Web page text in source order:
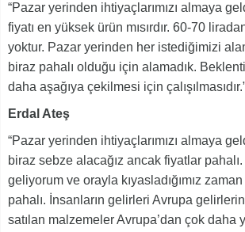
“Pazar yerinden ihtiyaçlarımızı almaya
fiyatı en yüksek ürün mısırdır. 60-70
yoktur. Pazar yerinden her istediğimizi
biraz pahalı olduğu için alamadık.
daha aşağıya çekilmesi için
Erdal Ateş
“Pazar yerinden ihtiyaçlarımızı almaya
biraz sebze alacağız ancak fiyatlar pahalı.
geliyorum ve orayla kıyasladığımız
pahalı. İnsanların gelirleri Avrupa
satılan malzemeler Avrupa’dan çok daha